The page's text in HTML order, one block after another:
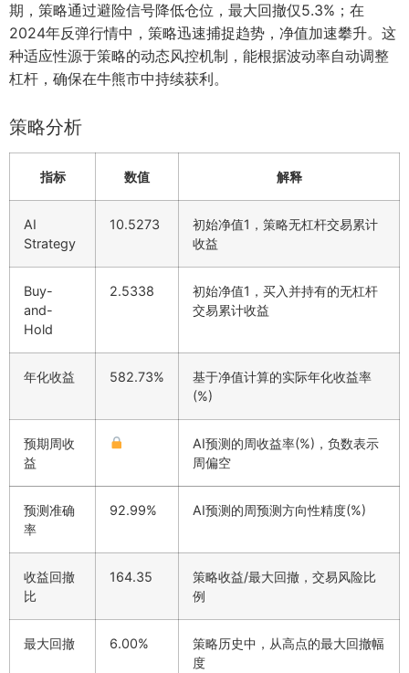
期，策略通过避险信号降低仓位，最大回撤仅5.3%；在
2024年反弹行情中，策略迅速捕捉趋势，净值加速攀升。这
种适应性源于策略的动态风控机制，能根据波动率自动调整
杠杆，确保在牛熊市中持续获利。
策略分析
指标 数值 解释
AI
Strategy
10.5273
初始净值1，策略无杠杆交易累计
收益
Buy-
and-
Hold
2.5338
初始净值1，买入并持有的无杠杆
交易累计收益
年化收益 582.73%
基于净值计算的实际年化收益率
(%)
预期周收
益
AI预测的周收益率(%)，负数表示
周偏空
预测准确
率
92.99% AI预测的周预测方向性精度(%)
收益回撤
比
164.35
策略收益/最大回撤，交易风险比
例
最大回撤 6.00%
策略历史中，从高点的最大回撤幅
度